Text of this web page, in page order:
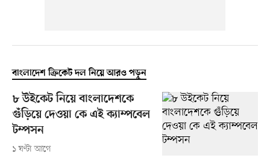
বাংলাদেশ ক্রিকেট দল নিয়ে আরও পড়ুন
৮ উইকেট নিয়ে বাংলাদেশকে
গুঁড়িয়ে দেওয়া কে এই ক্যাম্পবেল
টম্পসন
১ ঘণ্টা আগে